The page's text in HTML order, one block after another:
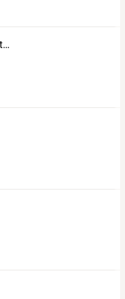
Carole CELLIER, costumière